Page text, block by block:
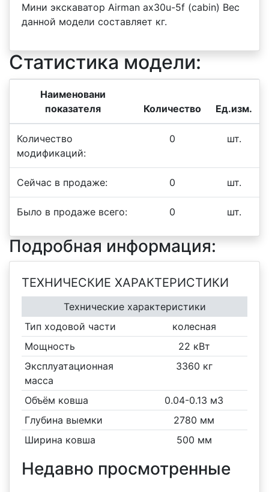
Мини экскаватор Airman ax30u-5f (cabin) Вес
данной модели составляет кг.
Статистика модели:
Наименовани
показателя
Количество Ед.изм.
Количество
модификаций:
0 шт.
Сейчас в продаже: 0 шт.
Было в продаже всего: 0 шт.
Подробная информация:
ТЕХНИЧЕСКИЕ ХАРАКТЕРИСТИКИ
Технические характеристики
Тип ходовой части
колесная
Мощность
22 кВт
Эксплуатационная
масса
3360 кг
Объём ковша
0.04-0.13 м3
Глубина выемки
2780 мм
Ширина ковша
500 мм
Недавно просмотренные